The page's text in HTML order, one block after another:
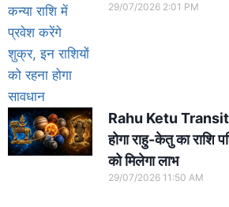
29/07/2026 2:01 PM
Rahu Ketu Transit
होगा राहु-केतु का राशि
को मिलेगा लाभ
29/07/2026 11:50 AM